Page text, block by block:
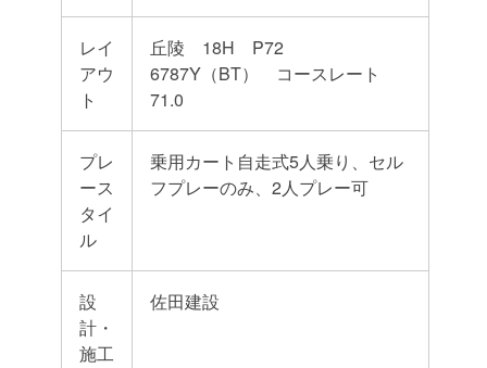
レイ
アウ
ト
丘陵 18H P72
6787Y（BT） コースレート
71.0
プレ
ース
タイ
ル
乗用カート自走式5人乗り、セル
フプレーのみ、2人プレー可
設
計・
施工
佐田建設